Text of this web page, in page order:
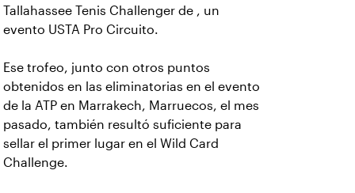
Tallahassee Tenis Challenger de , un
evento USTA Pro Circuito.
Ese trofeo, junto con otros puntos
obtenidos en las eliminatorias en el evento
de la ATP en Marrakech, Marruecos, el mes
pasado, también resultó suficiente para
sellar el primer lugar en el Wild Card
Challenge.